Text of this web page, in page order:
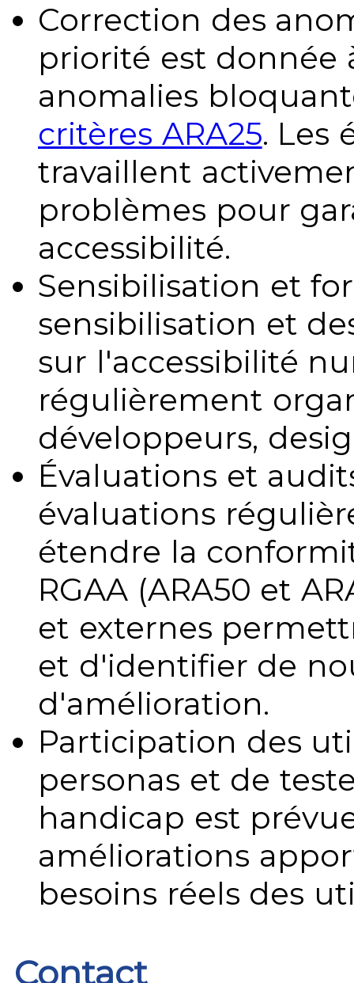
Correction des
priorité est donnée
anomalies
critères ARA25. Les
travaillent
problèmes pour
accessibilité.
Sensibilisation et
sensibilisation et
sur l'accessibilité
régulièrement
développeurs,
Évaluations et
évaluations
étendre la
RGAA (ARA50 et
et externes
et d'identifier de
d'amélioration.
Participation des
personas et de
handicap est
améliorations
besoins réels des
Contact